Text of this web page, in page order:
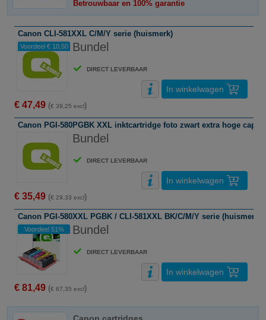
Betrouwbaar en 100% garantie
Canon CLI-581XXL C/M/Y serie (huismerk)
Voordeel € 10,50 Bundel
DIRECT LEVERBAAR
€ 47,49 (€ 39,25 excl)
In winkelwagen
Canon PGI-580PGBK XXL inktcartridge foto zwart extra hoge
Bundel
DIRECT LEVERBAAR
€ 35,49 (€ 29,33 excl)
In winkelwagen
Canon PGI-580XXL PGBK / CLI-581XXL BK/C/M/Y serie (huismerk)
Voordeel 51% Bundel
DIRECT LEVERBAAR
€ 81,49 (€ 67,35 excl)
In winkelwagen